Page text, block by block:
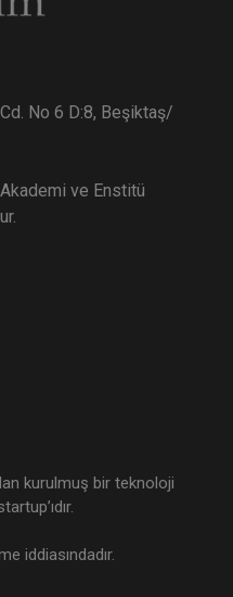
No 6 D:8, Beşiktaş/
ve Enstitü
kurulmuş bir teknoloji
iddiasındadır.